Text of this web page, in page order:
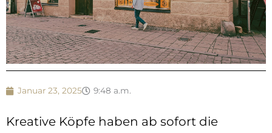
Januar 23, 2025 9:48 a.m.
Kreative Köpfe haben ab sofort die